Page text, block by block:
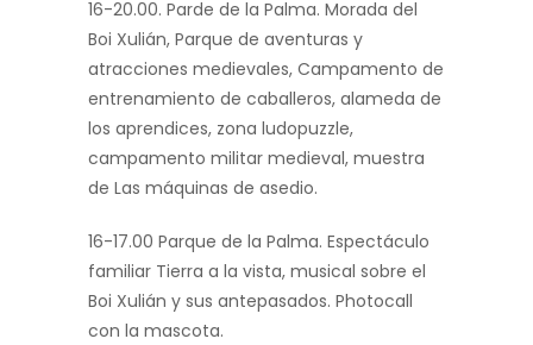
16-20.00. Parde de la Palma. Morada del
Boi Xulián, Parque de aventuras y
atracciones medievales, Campamento de
entrenamiento de caballeros, alameda de
los aprendices, zona ludopuzzle,
campamento militar medieval, muestra
de Las máquinas de asedio.
16-17.00 Parque de la Palma. Espectáculo
familiar Tierra a la vista, musical sobre el
Boi Xulián y sus antepasados. Photocall
con la mascota.